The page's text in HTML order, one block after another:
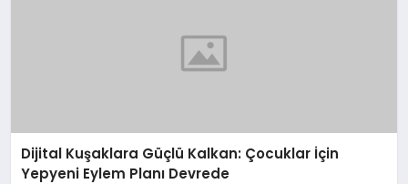
Dijital Kuşaklara Güçlü Kalkan: Çocuklar İçin
Yepyeni Eylem Planı Devrede